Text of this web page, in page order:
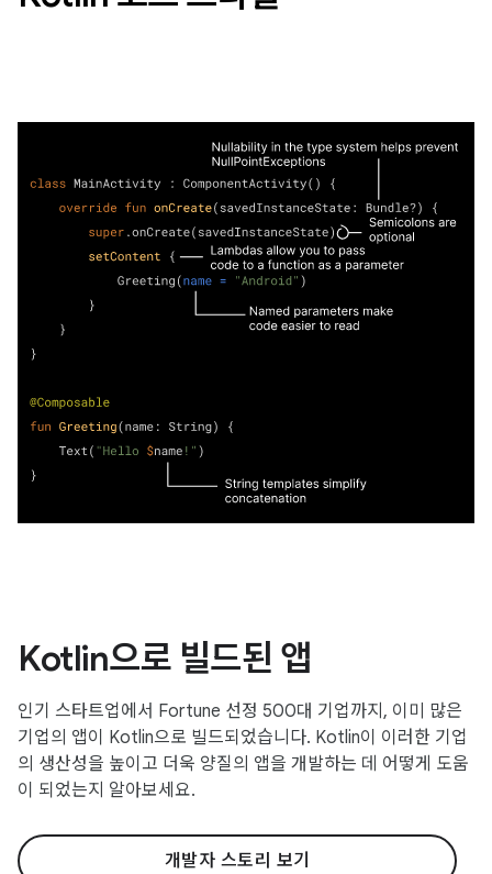
Kotlin으로 빌드된 앱
인기 스타트업에서 Fortune 선정 500대 기업까지, 이미 많은
기업의 앱이 Kotlin으로 빌드되었습니다. Kotlin이 이러한 기업
의 생산성을 높이고 더욱 양질의 앱을 개발하는 데 어떻게 도움
이 되었는지 알아보세요.
개발자 스토리 보기